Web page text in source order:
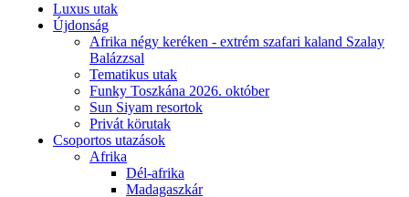
Luxus utak
Újdonság
Afrika négy keréken - extrém szafari kaland Szalay
Balázzsal
Tematikus utak
Funky Toszkána 2026. október
Sun Siyam resortok
Privát körutak
Csoportos utazások
Afrika
Dél-afrika
Madagaszkár